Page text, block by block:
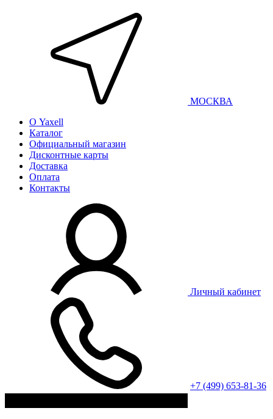
МОСКВА
О Yaxell
Каталог
Официальный магазин
Дисконтные карты
Доставка
Оплата
Контакты
Личный кабинет
+7 (499) 653-81-36